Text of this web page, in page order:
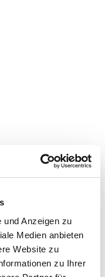
und Anzeigen zu
Medien anbieten
Website zu
zu Ihrer